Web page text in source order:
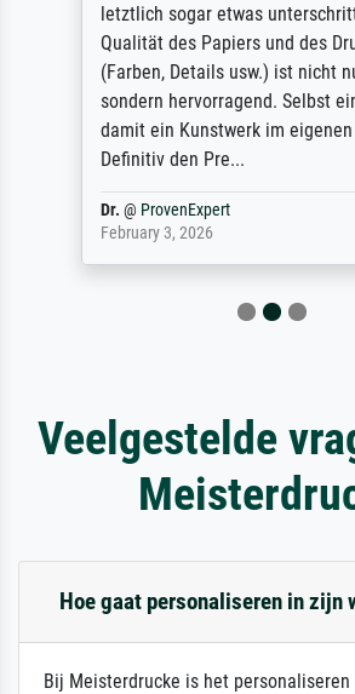
letztlich sogar etwas
Qualität des Papiers und des
(Farben, Details usw.) ist nicht
sondern hervorragend. Selbst
damit ein Kunstwerk im eigenen
Definitiv den Pre...
Dr. @ ProvenExpert
February 3, 2026
Veelgestelde
Hoe gaat personaliseren in zijn
Bij Meisterdrucke is het